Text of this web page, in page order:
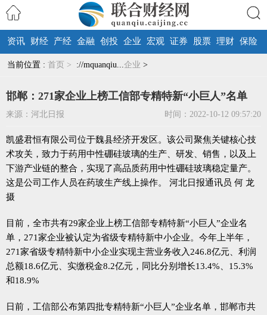
搜索
资讯 财经 产经 金融 创投 企业 宏观 证券 股票 理财 保险
当前位置 : 首页 > ://mquanqiu...企业 >
邯郸：271家企业上榜工信部专精特新“小巨人”名单
来源：河北日报 时间：2022-10-12 09:57:20
凯盛君恒有限公司位于魏县经济开发区。该公司聚焦关键核心技
术攻关，致力于药用中性硼硅玻璃的生产、研发、销售，以及上
下游产业链的整合，实现了高品质药用中性硼硅玻璃稳定量产。
这是公司工作人员在药玻生产线上操作。 河北日报通讯员 何 龙
摄
目前，全市共有29家企业上榜工信部专精特新“小巨人”企业名
单，271家企业被认定为省级专精特新中小企业。今年上半年，
271家省级专精特新中小企业实现主营业务收入246.8亿元、利润
总额18.6亿元、实缴税金8.2亿元，同比分别增长13.4%、15.3%
和18.9%
日前，工信部公布第四批专精特新“小巨人”企业名单，邯郸市共